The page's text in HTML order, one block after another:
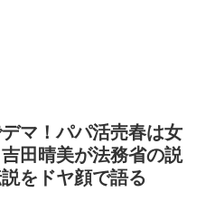
マ！パパ活売春は女
田晴美が法務省の説
をドヤ顔で語る